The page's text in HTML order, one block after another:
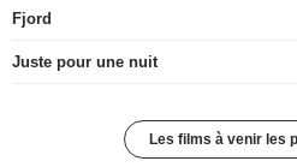
Fjord
Juste pour une nuit
Les films à venir les